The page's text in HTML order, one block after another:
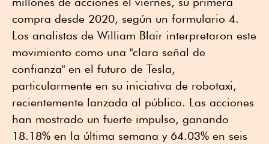
compra desde 2020, según un formulario 4.
Los analistas de William Blair interpretaron este
movimiento como una "clara señal de
confianza" en el futuro de Tesla,
particularmente en su iniciativa de robotaxi,
recientemente lanzada al público. Las acciones
han mostrado un fuerte impulso, ganando
18.18% en la última semana y 64.03% en seis